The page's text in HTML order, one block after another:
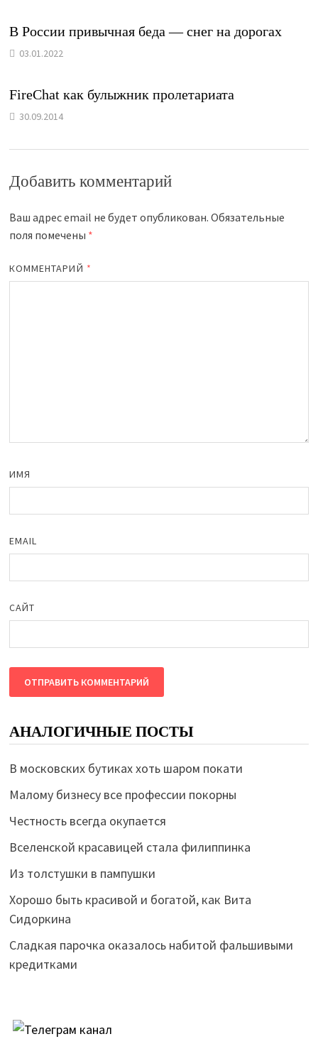
В России привычная беда — снег на дорогах
03.01.2022
FireChat как булыжник пролетариата
30.09.2014
Добавить комментарий
Ваш адрес email не будет опубликован. Обязательные
поля помечены *
КОММЕНТАРИЙ *
ИМЯ
EMAIL
САЙТ
АНАЛОГИЧНЫЕ ПОСТЫ
В московских бутиках хоть шаром покати
Малому бизнесу все профессии покорны
Честность всегда окупается
Вселенской красавицей стала филиппинка
Из толстушки в пампушки
Хорошо быть красивой и богатой, как Вита
Сидоркина
Сладкая парочка оказалось набитой фальшивыми
кредитками